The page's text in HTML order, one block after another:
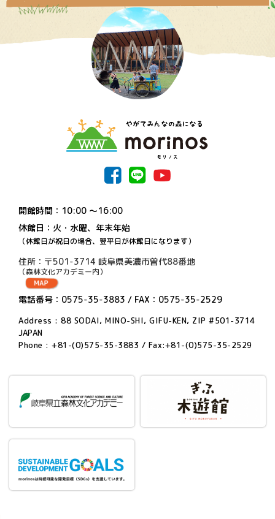
開館時間：10:00 〜16:00
休館日：火・水曜、年末年始
（休館日が祝日の場合、翌平日が休館日になります）
住所：〒501-3714 岐阜県美濃市曽代88番地
（森林文化アカデミー内）
電話番号：0575-35-3883 / FAX：0575-35-2529
Address : 88 SODAI, MINO-SHI, GIFU-KEN, ZIP #501-3714
JAPAN
Phone : +81-(0)575-35-3883 / Fax:+81-(0)575-35-2529